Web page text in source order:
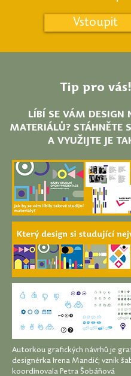
Vstoupit
Tip pro vás!
LÍBÍ SE VÁM DESIGN
MATERIÁLŮ? STÁHNĚTE
A VYUŽIJTE JE
Autorkou grafických návrhů je
designérka Irena Mandić; vznik
koordinovala Petra Šobáňová